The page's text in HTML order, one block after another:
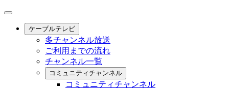
ケーブルテレビ
多チャンネル放送
ご利用までの流れ
チャンネル一覧
コミュニティチャンネル
コミュニティチャンネル